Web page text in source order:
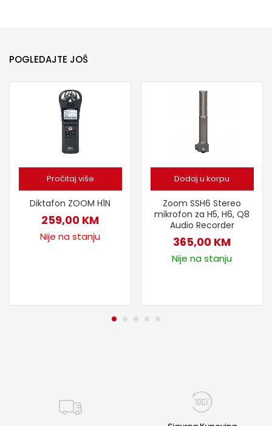
POGLEDAJTE JOŠ
Pročitaj više
Diktafon ZOOM H1N
259,00 KM
Nije na stanju
Dodaj u korpu
Zoom SSH6 Stereo
mikrofon za H5, H6, Q8
Audio Recorder
365,00 KM
Nije na stanju